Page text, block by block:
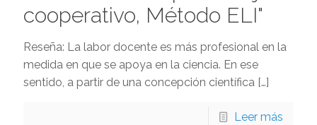
cooperativo, Método ELI"
Reseña: La labor docente es más profesional en la
medida en que se apoya en la ciencia. En ese
sentido, a partir de una concepción científica […]
Leer más